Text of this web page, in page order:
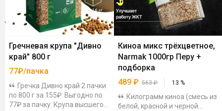
Гречневая крупа "Дивно
край" 800 г
77₽/пачка
Гречка Дивно край 2 пачки
по 800 г за 155₽. Выгодно по
77₽ за пачку. Крупа высшего
Киноа микс трёхцветное,
Narmak 1000гр Перу +
подборка
489 ₽ 563₽ 13 %
Килограмм киноа (смесь из
белой, красной и черной